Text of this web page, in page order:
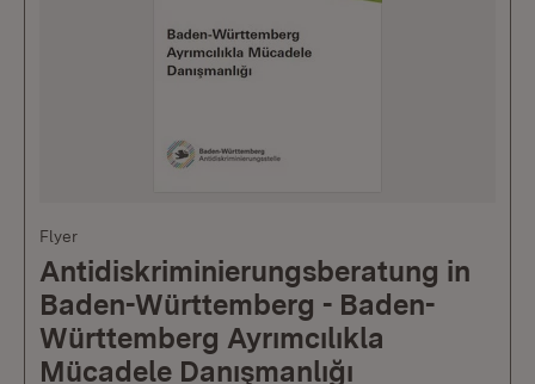
Flyer
Antidiskriminierungsberatung in
Baden-Württemberg - Baden-
Württemberg Ayrımcılıkla
Mücadele Danışmanlığı